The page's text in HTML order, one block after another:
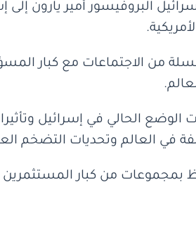
البروفيسور أمير يارون
من الاجتماعات مع كبار
الوضع الحالي في إسرائيل
في العالم وتحديات التضخم
بمجموعات من كبار